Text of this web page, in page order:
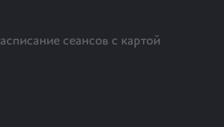
сеансов с картой